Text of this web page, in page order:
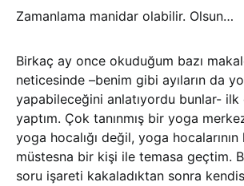
Zamanlama manidar olabilir. Olsun…
Birkaç ay once okuduğum bazı
neticesinde –benim gibi ayıların da
yapabileceğini anlatıyordu bunlar- ilk
yaptım. Çok tanınmış bir yoga
yoga hocalığı değil, yoga hocalarının
müstesna bir kişi ile temasa geçtim.
soru işareti kakaladıktan sonra